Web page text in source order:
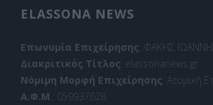
ELASSONA NEWS
Επωνυμία Επιχείρησης: ΦΑΚΗΣ
Διακριτικός Τίτλος: elassonanews.gr
Νόμιμη Μορφή Επιχείρησης: Ατομική
Α.Φ.Μ .: 059937628